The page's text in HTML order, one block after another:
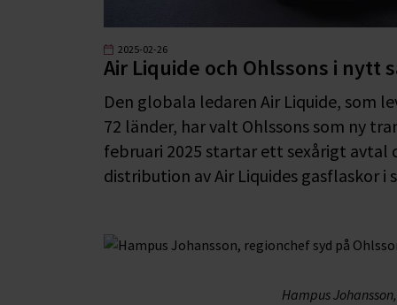
2025-02-26
Air Liquide och Ohlssons i nytt
Den globala ledaren Air Liquide, som
72 länder, har valt Ohlssons som ny
februari 2025 startar ett sexårigt avtal
distribution av Air Liquides gasflaskor i
Hampus